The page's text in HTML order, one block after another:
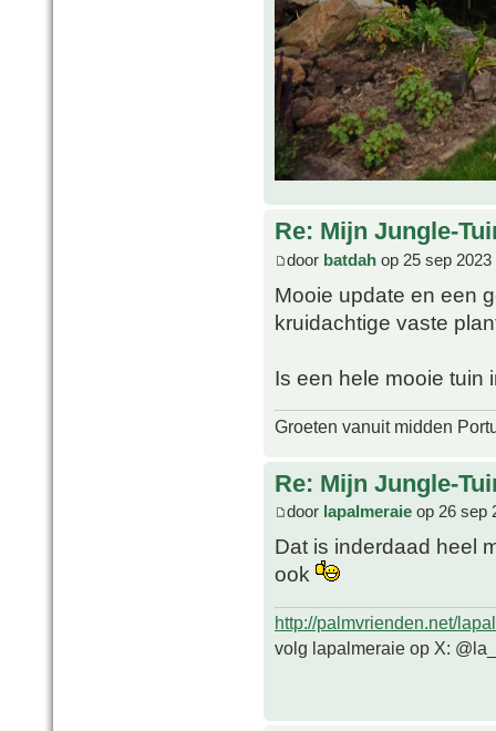
Re: Mijn Jungle-
door batdah op 25 sep 2023
Mooie update en een
kruidachtige vaste
Is een hele mooie tuin
Groeten vanuit midden
Re: Mijn Jungle-
door lapalmeraie op 26 sep
Dat is inderdaad heel
ook
http://palmvrienden.net/
volg lapalmeraie op X: